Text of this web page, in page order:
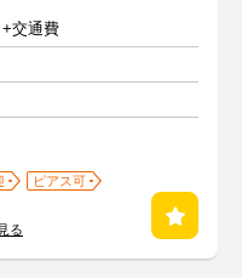
交通費
ピアス可
る